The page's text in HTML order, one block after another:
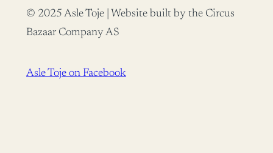
© 2025 Asle Toje | Website built by the Circus
Bazaar Company AS
Asle Toje on Facebook